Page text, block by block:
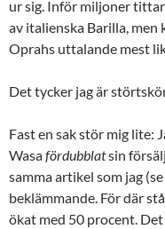
ur sig. Inför miljoner
av italienska Barilla, men
Oprahs uttalande mest
Det tycker jag är
Fast en sak stör mig lite:
Wasafördubblatsin
samma artikel som jag
beklämmande. För där
ökat med 50 procent.